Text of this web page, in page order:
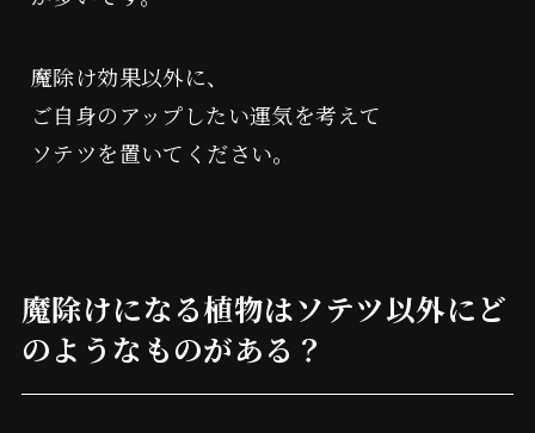
魔除け効果以外に、
ご自身のアップしたい運気を考えて
ソテツを置いてください。
魔除けになる植物はソテツ以外にど
のようなものがある？